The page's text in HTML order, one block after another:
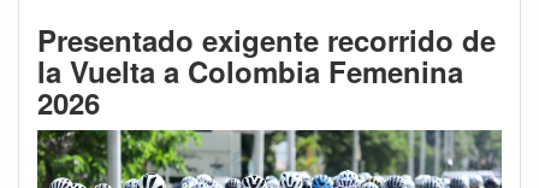
Presentado exigente recorrido de
la Vuelta a Colombia Femenina
2026